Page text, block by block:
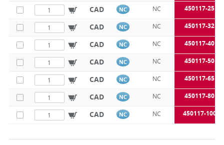
CAD NC NC 450117-25B
CAD NC NC 450117-32B
CAD NC NC 450117-40B
CAD NC NC 450117-50B
CAD NC NC 450117-65B
CAD NC NC 450117-80B
CAD NC NC 450117-100B